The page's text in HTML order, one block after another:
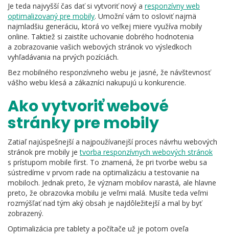
Je teda najvyšší čas dať si vytvoriť nový a responzívny web
optimalizovaný pre mobily. Umožní vám to osloviť najmä
najmladšiu generáciu, ktorá vo veľkej miere využíva mobily
online. Taktiež si zaistíte uchovanie dobrého hodnotenia
a zobrazovanie vašich webových stránok vo výsledkoch
vyhľadávania na prvých pozíciách.
Bez mobilného responzívneho webu je jasné, že návštevnosť
vášho webu klesá a zákazníci nakupujú u konkurencie.
Ako vytvoriť webové
stránky pre mobily
Zatiaľ najúspešnejší a najpoužívanejší proces návrhu webových
stránok pre mobily jetvorba responzívnych webových stránok
s prístupom mobile first. To znamená, že pri tvorbe webu sa
sústredíme v prvom rade na optimalizáciu a testovanie na
mobiloch. Jednak preto, že význam mobilov narastá, ale hlavne
preto, že obrazovka mobilu je veľmi malá. Musíte teda veľmi
rozmýšľať nad tým aký obsah je najdôležitejší a mal by byť
zobrazený.
Optimalizácia pre tablety a počítače už je potom oveľa